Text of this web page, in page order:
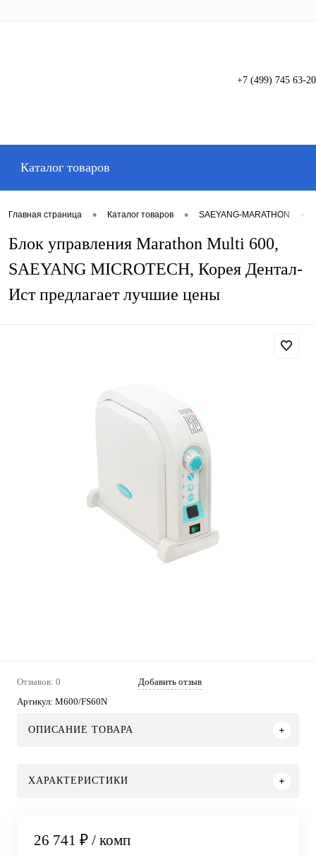
+7 (499) 745 63-20
Каталог товаров
Главная страница • Каталог товаров • SAEYANG-MARATHON
Блок управления Marathon Multi 600,
SAEYANG MICROTECH, Корея Дентал-
Ист предлагает лучшие цены
Отзывов: 0
Добавить отзыв
Артикул: M600/FS60N
ОПИСАНИЕ ТОВАРА
ХАРАКТЕРИСТИКИ
26 741 ₽ / комп